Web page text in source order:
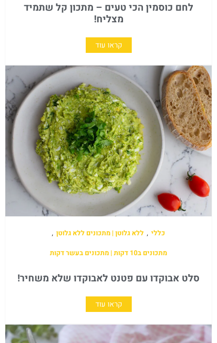
לחם כוסמין הכי טעים – מתכון קל שתמיד
מצליח!
קראו עוד
כללי , ללא גלוטן | מתכונים ללא גלוטן ,
מתכונים ב10 דקות | מתכונים בעשר דקות
סלט אבוקדו עם פטנט לאבוקדו שלא משחיר!
קראו עוד